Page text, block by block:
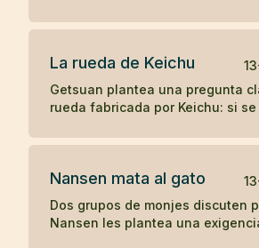
persigue, ya es el camino.
La rueda de Keichu
Getsuan plantea una pregunta
rueda fabricada por Keichu: si
forma, función y vacío.
Nansen mata al gato
Dos grupos de monjes discuten
Nansen les plantea una